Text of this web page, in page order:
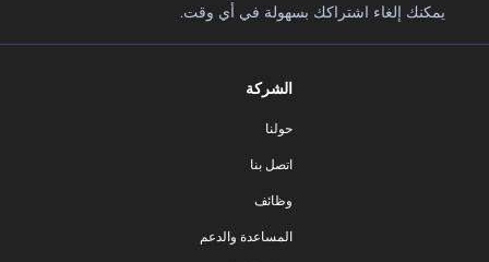
يمكنك إلغاء اشتراكك بسهولة في أي وقت.
الشركة
حولنا
اتصل بنا
وظائف
المساعدة والدعم